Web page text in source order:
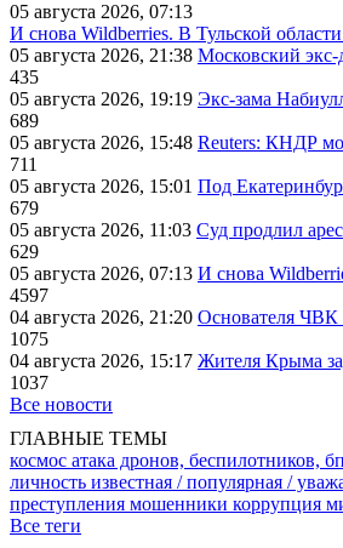
05 августа 2026, 07:13
И снова Wildberries. В Тульской
05 августа 2026, 21:38 Московский экс-
435
05 августа 2026, 19:19 Экс-зама
689
05 августа 2026, 15:48 Reuters: КНДР
711
05 августа 2026, 15:01 Под
679
05 августа 2026, 11:03 Суд продлил
629
05 августа 2026, 07:13 И снова
4597
04 августа 2026, 21:20 Основателя ЧВК
1075
04 августа 2026, 15:17 Жителя Крыма
1037
Все новости
ГЛАВНЫЕ ТЕМЫ
космос атака дронов, беспилотников,
личность известная / популярная /
преступления мошенники коррупция
Все теги